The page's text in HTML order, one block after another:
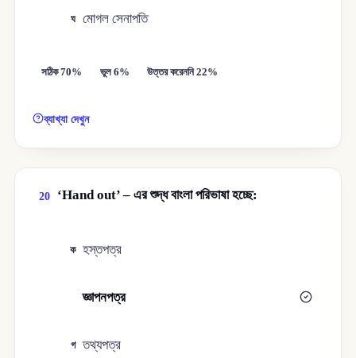
ঘ মোগল সেনাপতি
সঠিক 70% ভুল 6% উত্তর করেননি 22%
ব্যাখ্যা দেখুন
20 ‘Hand out’ – এর শুদ্ধ বাংলা পরিভাষা হচ্ছে:
ক হস্তপত্র
জ্ঞাপনপত্র
গ তথ্যপত্র